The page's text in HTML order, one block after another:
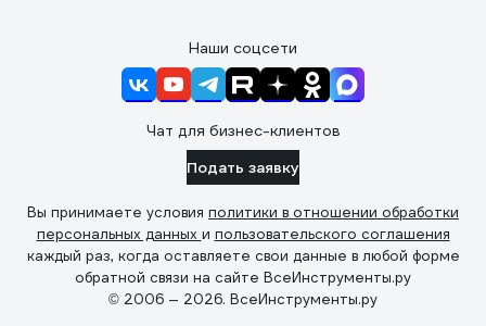
Наши соцсети
Чат для бизнес-клиентов
Подать заявку
Вы принимаете условия политики в отношении обработки
персональных данных и пользовательского соглашения
каждый раз, когда оставляете свои данные в любой форме
обратной связи на сайте ВсеИнструменты.ру
© 2006 — 2026. ВсеИнструменты.ру